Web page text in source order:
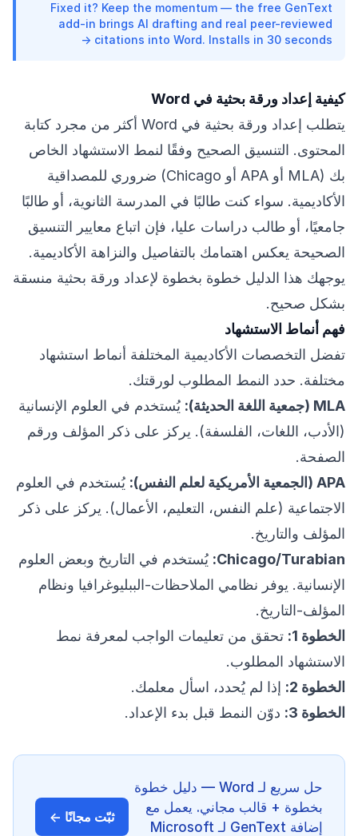
Fixed it? Keep the momentum — the free GenText
add-in brings AI drafting and real peer-reviewed
citations into Word. Installs in 30 seconds →
كيفية إعداد ورقة بحثية في Word
يتطلب إعداد ورقة بحثية في Word أكثر من مجرد كتابة
المحتوى. التنسيق الصحيح وفقًا لنمط الاستشهاد الخاص
بك (MLA أو APA أو Chicago) ضروري للمصداقية
الأكاديمية. سواء كنت طالبًا في المدرسة الثانوية، أو طالبًا
جامعيًا، أو طالب دراسات عليا، فإن اتباع معايير التنسيق
الصحيحة يعكس اهتمامك بالتفاصيل والنزاهة الأكاديمية.
يوجهك هذا الدليل خطوة بخطوة لإعداد ورقة بحثية منسقة
بشكل صحيح.
فهم أنماط الاستشهاد
تفضل التخصصات الأكاديمية المختلفة أنماط استشهاد
مختلفة. حدد النمط المطلوب لورقتك.
MLA (جمعية اللغة الحديثة):
يُستخدم في العلوم الإنسانية
(الأدب، اللغات، الفلسفة). يركز على ذكر المؤلف ورقم
الصفحة.
APA (الجمعية الأمريكية لعلم النفس):
يُستخدم في العلوم
الاجتماعية (علم النفس، التعليم، الأعمال). يركز على ذكر
المؤلف والتاريخ.
Chicago/Turabian: يُستخدم في التاريخ وبعض العلوم
الإنسانية. يوفر نظامي الملاحظات-الببليوغرافيا ونظام
المؤلف-التاريخ.
الخطوة 1:
تحقق من تعليمات الواجب لمعرفة نمط
الاستشهاد المطلوب.
الخطوة 2:
إذا لم يُحدد، اسأل معلمك.
الخطوة 3:
دوّن النمط قبل بدء الإعداد.
حل سريع لـ Word — دليل خطوة
بخطوة + قالب مجاني. يعمل مع
إضافة GenText لـ Microsoft
ثبّت مجانًا ←